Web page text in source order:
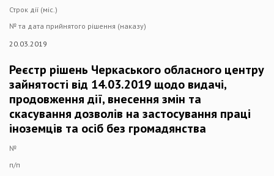
Строк дії (міс.)
№ та дата прийнятого рішення (наказу)
20.03.2019
Реєстр рішень Черкаського обласного центру
зайнятості від 14.03.2019 щодо видачі,
продовження дії, внесення змін та
скасування дозволів на застосування праці
іноземців та осіб без громадянства
№
п/п